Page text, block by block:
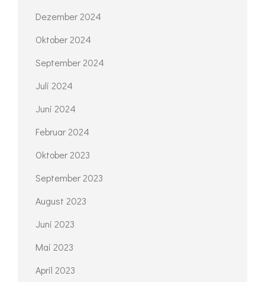
Dezember 2024
Oktober 2024
September 2024
Juli 2024
Juni 2024
Februar 2024
Oktober 2023
September 2023
August 2023
Juni 2023
Mai 2023
April 2023